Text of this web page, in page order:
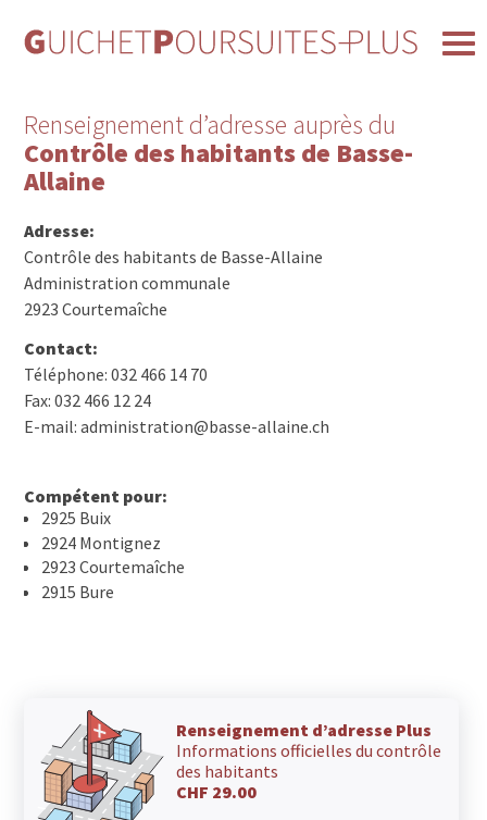
Renseignement d’adresse auprès du
Contrôle des habitants de Basse-
Allaine
Adresse:
Contrôle des habitants de Basse-Allaine
Administration communale
2923 Courtemaîche
Contact:
Téléphone: 032 466 14 70
Fax: 032 466 12 24
E-mail: administration@basse-allaine.ch
Compétent pour:
2925 Buix
2924 Montignez
2923 Courtemaîche
2915 Bure
Renseignement d’adresse Plus
Informations officielles du contrôle
des habitants
CHF 29.00